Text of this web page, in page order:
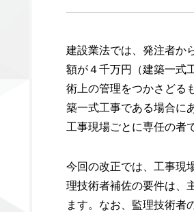
建設業法では、発注者か
額が４千万円（建築一式
術上の管理をつかさどる
築一式工事である場合に
工事現場ごとに専任の者
今回の改正では、工事現
理技術者補佐の要件は、
ます。なお、監理技術者